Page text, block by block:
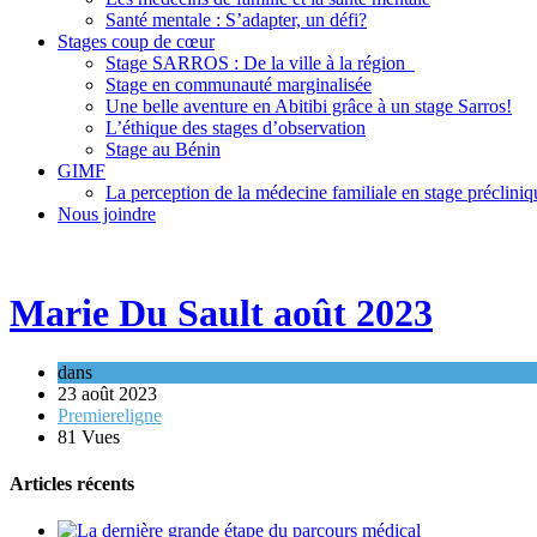
Santé mentale : S’adapter, un défi?
Stages coup de cœur
Stage SARROS : De la ville à la région
Stage en communauté marginalisée
Une belle aventure en Abitibi grâce à un stage Sarros!
L’éthique des stages d’observation
Stage au Bénin
GIMF
La perception de la médecine familiale en stage
Nous joindre
Marie Du Sault août 2023
dans
23 août 2023
Premiereligne
81 Vues
Articles récents